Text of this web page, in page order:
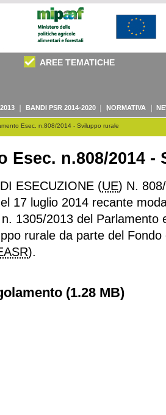
AREE TEMATICHE
BANDI PSR 2014-2020 NORMATIVA
Esec. n.808/2014 - Sviluppo rurale
Esec. n.808/2014
ESECUZIONE (UE) N.
17 luglio 2014 recante
1305/2013 del Parlamento
rurale da parte del
).
(1.28 MB)